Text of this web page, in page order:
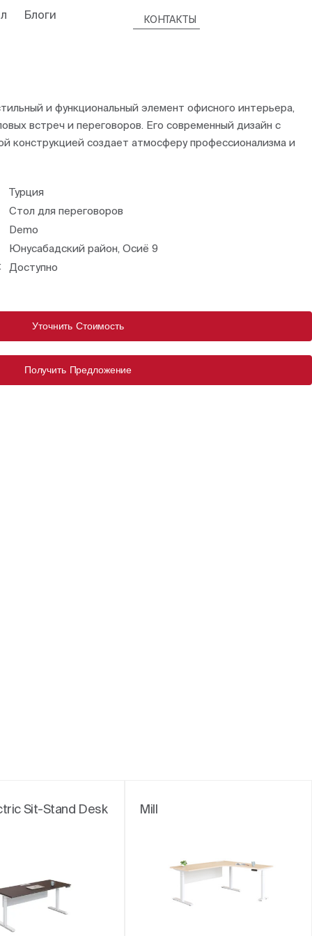
Блоги КОНТАКТЫ
и функциональный элемент офисного интерьера,
встреч и переговоров. Его современный дизайн с
конструкцией создает атмосферу профессионализма и
Турция
Стол для переговоров
Demo
Юнусабадский район, Осиё 9
Доступно
Уточнить Стоимость
Получить Предложение
Sit-Stand Desk Mill